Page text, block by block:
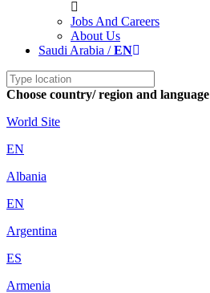
Jobs And Careers
About Us
Saudi Arabia /EN
Choose country/ region and language
World Site
EN
Albania
EN
Argentina
ES
Armenia